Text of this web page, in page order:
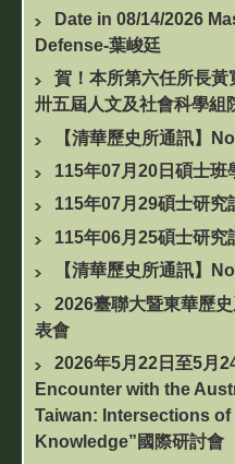
Date in 08/14/2026
Defense-葉峻廷
賀！本所第六任所長
卅五屆人文及社會科學組
【清華歷史所通訊】
115年07月20日碩士班
115年07月29碩士研究
115年06月25碩士研究
【清華歷史所通訊】
2026臺聯大暨東華歷
表會
2026年5月22日至5月
Encounter with the
Taiwan: Intersections
Knowledge”國際研討會